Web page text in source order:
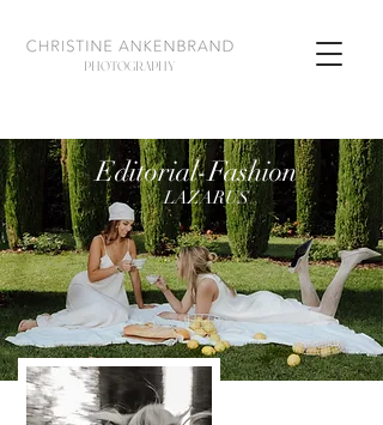
PHOTOGRAPHY
Editorial-Fashion
LAZARUS